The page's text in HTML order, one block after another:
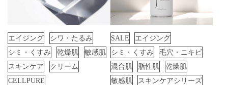
エイジング
シワ・たるみ
シミ・くすみ
乾燥肌
敏感肌
スキンケア
クリーム
CELLPURE
SALE
エイジング
シミ・くすみ
毛穴・ニキビ
混合肌
脂性肌
乾燥肌
敏感肌
スキンケアシリーズ